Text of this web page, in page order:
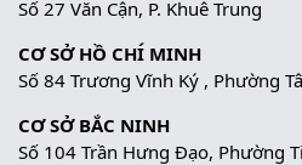
Số 27 Văn Cận, P. Khuê Trung
CƠ SỞ HỒ CHÍ MINH
Số 84 Trương Vĩnh Ký , Phường
CƠ SỞ BẮC NINH
Số 104 Trần Hưng Đạo, Phường